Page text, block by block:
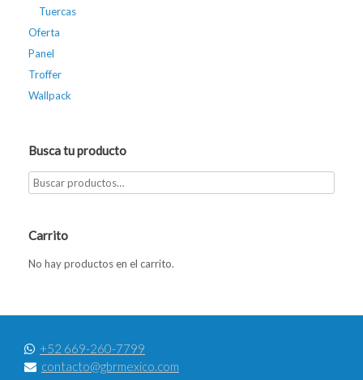
Tuercas
Oferta
Panel
Troffer
Wallpack
Busca tu producto
Carrito
No hay productos en el carrito.
+52 669-260-7799
contacto@gbrmexico.com